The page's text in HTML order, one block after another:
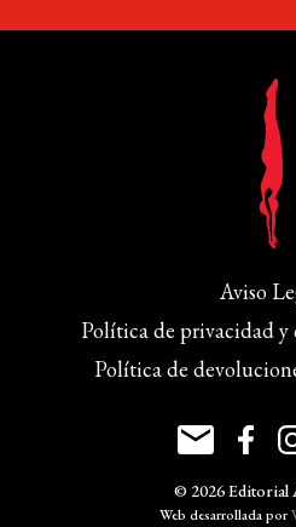
Aviso
Política de privacidad y
Política de
© 2026 Editorial
Web desarrollada por